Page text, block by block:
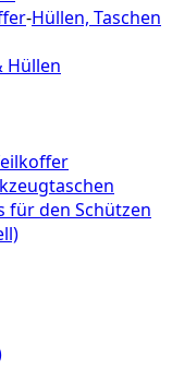
-Hüllen, Taschen
Hüllen
für den Schützen